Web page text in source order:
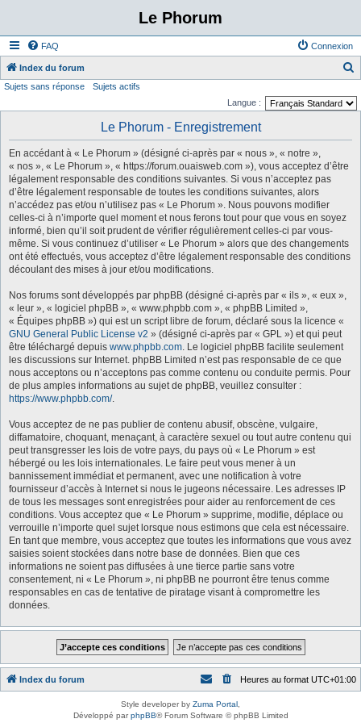
Le Phorum
FAQ Connexion
Index du forum
Sujets sans réponse
Sujets actifs
Langue :
Le Phorum - Enregistrement
En accédant à « Le Phorum » (désigné ci-après par « nous », « notre »,
« nos », « Le Phorum », « https://forum.ouaisweb.com »), vous acceptez d’être
légalement responsable des conditions suivantes. Si vous n’acceptez pas
d’être légalement responsable de toutes les conditions suivantes, alors
n’accédez pas et/ou n’utilisez pas « Le Phorum ». Nous pouvons modifier
celles-ci à n’importe quel moment et nous ferons tout pour que vous en soyez
informé, bien qu’il soit prudent de vérifier régulièrement celles-ci par vous-
même. Si vous continuez d’utiliser « Le Phorum » alors que des changements
ont été effectués, vous acceptez d’être légalement responsable des conditions
découlant des mises à jour et/ou modifications.
Nos forums sont développés par phpBB (désigné ci-après par « ils », « eux »,
« leur », « logiciel phpBB », « www.phpbb.com », « phpBB Limited »,
« Équipes phpBB ») qui est un script libre de forum, déclaré sous la licence «
GNU General Public License v2 » (désigné ci-après par « GPL ») et qui peut
être téléchargé depuis www.phpbb.com. Le logiciel phpBB facilite seulement
les discussions sur Internet. phpBB Limited n’est pas responsable de ce que
nous acceptons ou n’acceptons pas comme contenu ou conduite permis. Pour
de plus amples informations au sujet de phpBB, veuillez consulter :
https://www.phpbb.com/.
Vous acceptez de ne pas publier de contenu abusif, obscène, vulgaire,
diffamatoire, choquant, menaçant, à caractère sexuel ou tout autre contenu qui
peut transgresser les lois de votre pays, du pays où « Le Phorum » est
hébergé ou les lois internationales. Le faire peut vous mener à un
bannissement immédiat et permanent, avec une notification à votre
fournisseur d’accès à Internet si nous le jugeons nécessaire. Les adresses IP
de tous les messages sont enregistrées pour aider au renforcement de ces
conditions. Vous acceptez que « Le Phorum » supprime, modifie, déplace ou
verrouille n’importe quel sujet lorsque nous estimons que cela est nécessaire.
En tant que membre, vous acceptez que toutes les informations que vous avez
saisies soient stockées dans notre base de données. Bien que ces
informations ne soient pas diffusées à une tierce partie sans votre
consentement, ni « Le Phorum », ni phpBB ne pourront être tenus comme
responsables en cas de tentative de piratage visant à compromettre les
données.
Index du forum Heures au format UTC+01:00
Style developer by Zuma Portal
Développé parphpBB® Forum Software © phpBB Limited